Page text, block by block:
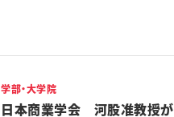
学部・大学院
日本商業学会 河股准教授が